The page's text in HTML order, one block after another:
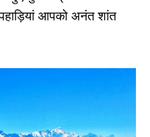
आपको अनंत शांत